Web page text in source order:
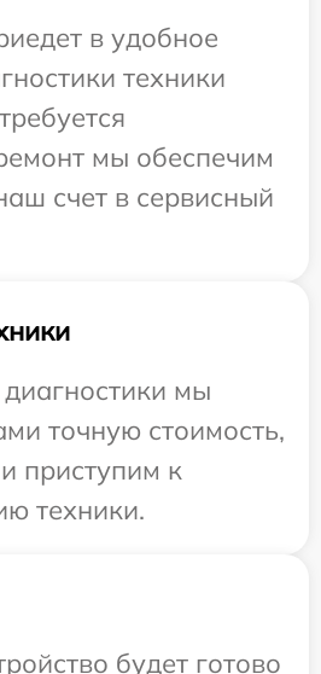
в удобное
техники
мы обеспечим
счет в сервисный
мы
точную стоимость,
приступим к
техники.
будет готово